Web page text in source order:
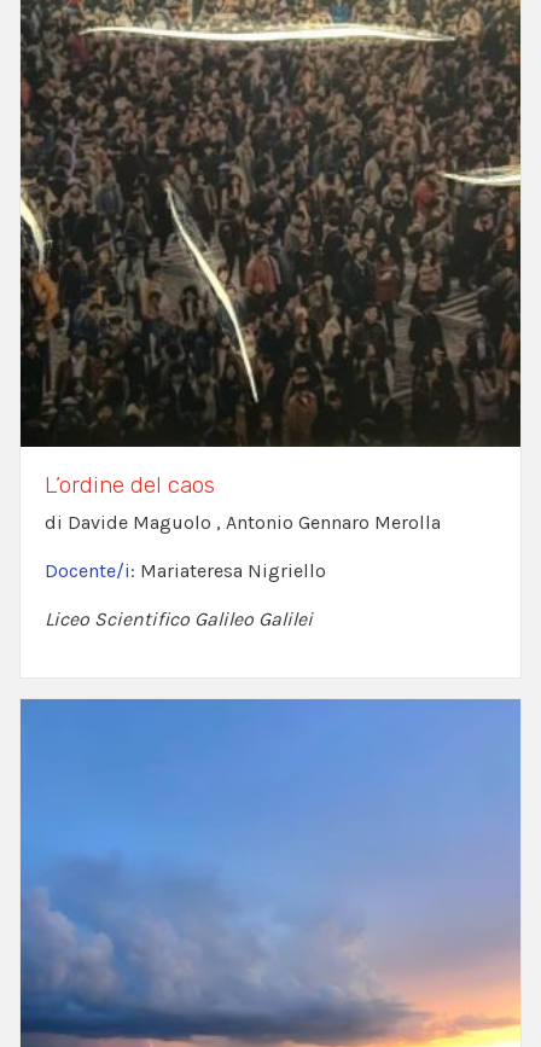
L’ordine del caos
di Davide Maguolo , Antonio Gennaro Merolla
Docente/i: Mariateresa Nigriello
Liceo Scientifico Galileo Galilei